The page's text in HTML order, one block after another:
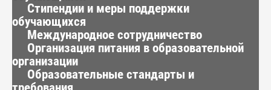
Стипендии и меры поддержки
обучающихся
Международное сотрудничество
Организация питания в образовательной
организации
Образовательные стандарты и